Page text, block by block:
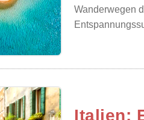
Wanderwegen
Italien: